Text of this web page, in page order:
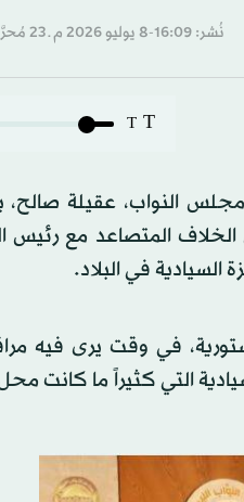
نُشر: 16:09-8 يوليو 2026 م ـ 23 مُحرَّم 1448 هـ
T
T
النواب، عقيلة صالح،
المتصاعد مع رئيس
السيادية في البلاد.
في وقت يرى فيه
التي كثيراً ما كانت